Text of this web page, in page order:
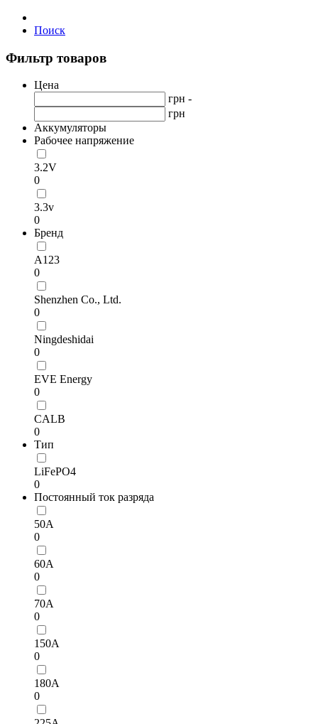
Поиск
Фильтр товаров
Цена
грн -
грн
Аккумуляторы
Рабочее напряжение
3.2V
0
3.3v
0
Бренд
А123
0
Shenzhen Co., Ltd.
0
Ningdeshidai
0
EVE Energy
0
CALB
0
Тип
LiFePO4
0
Постоянный ток разряда
50А
0
60А
0
70А
0
150А
0
180А
0